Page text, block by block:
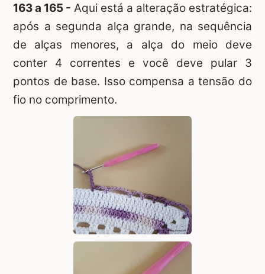
163 a 165 - Aqui está a alteração estratégica:
após a segunda alça grande, na sequência
de alças menores, a alça do meio deve
conter 4 correntes e você deve pular 3
pontos de base. Isso compensa a tensão do
fio no comprimento.